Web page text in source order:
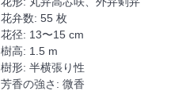
花弁数: 55 枚
花径: 13〜15 cm
樹高: 1.5 m
樹形: 半横張り性
芳香の強さ: 微香